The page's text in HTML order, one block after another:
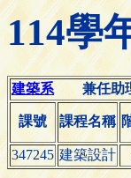
114學
建築系兼任助
課號 課程名稱
347245 建築設計